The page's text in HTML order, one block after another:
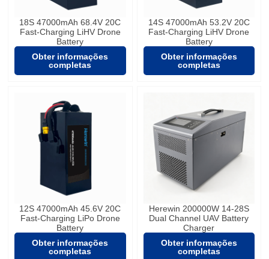
18S 47000mAh 68.4V 20C
Fast-Charging LiHV Drone
Battery
Obter informações
completas
14S 47000mAh 53.2V 20C
Fast-Charging LiHV Drone
Battery
Obter informações
completas
12S 47000mAh 45.6V 20C
Fast-Charging LiPo Drone
Battery
Obter informações
completas
Herewin 200000W 14-28S
Dual Channel UAV Battery
Charger
Obter informações
completas